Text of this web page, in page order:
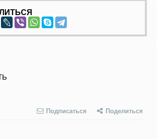
Подписаться Поделиться